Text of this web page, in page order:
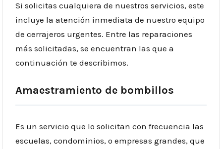
Si solicitas cualquiera de nuestros servicios, este
incluye la atención inmediata de nuestro equipo
de cerrajeros urgentes. Entre las reparaciones
más solicitadas, se encuentran las que a
continuación te describimos.
Amaestramiento de bombillos
Es un servicio que lo solicitan con frecuencia las
escuelas, condominios, o empresas grandes, que